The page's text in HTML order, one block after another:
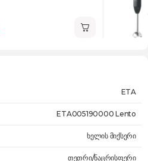
ETA
ETA005190000 Lento
ხელის მიქსერი
თეთრი/ნაცრისფერი